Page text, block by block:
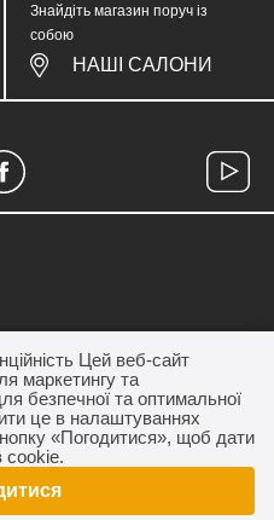
Цей веб-сайт
маркетингу та
безпечної та оптимальної
це в налаштуваннях
«Погодитися», щоб дати
cookie.
Знайдіть магазин поруч із
собою
НАШІ САЛОНИ